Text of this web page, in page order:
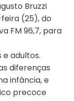
Bruzzi
(25), do
FM 96,7, para
adultos.
diferenças
infância, e
precoce